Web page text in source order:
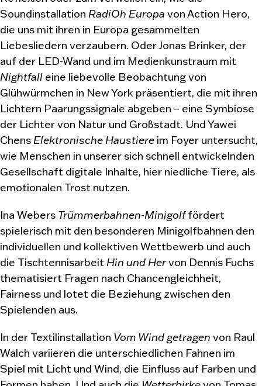
Soundinstallation RadiOh Europa von Action Hero,
die uns mit ihren in Europa gesammelten
Liebesliedern verzaubern. Oder Jonas Brinker, der
auf der LED-Wand und im Medienkunstraum mit
Nightfall eine liebevolle Beobachtung von
Glühwürmchen in New York präsentiert, die mit ihren
Lichtern Paarungssignale abgeben – eine Symbiose
der Lichter von Natur und Großstadt. Und Yawei
Chens Elektronische Haustiere im Foyer untersucht,
wie Menschen in unserer sich schnell entwickelnden
Gesellschaft digitale Inhalte, hier niedliche Tiere, als
emotionalen Trost nutzen.
Ina Webers Trümmerbahnen-Minigolffördert
spielerisch mit den besonderen Minigolfbahnen den
individuellen und kollektiven Wettbewerb und auch
die Tischtennisarbeit Hin und Hervon Dennis Fuchs
thematisiert Fragen nach Chancengleichheit,
Fairness und lotet die Beziehung zwischen den
Spielenden aus.
In der Textilinstallation Vom Wind getragen von Raul
Walch variieren die unterschiedlichen Fahnen im
Spiel mit Licht und Wind, die Einfluss auf Farben und